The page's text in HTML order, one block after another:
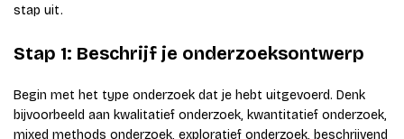
stap uit.
Stap 1: Beschrijf je onderzoeksontwerp
Begin met het type onderzoek dat je hebt uitgevoerd. Denk
bijvoorbeeld aan kwalitatief onderzoek, kwantitatief onderzoek,
mixed methods onderzoek, exploratief onderzoek, beschrijvend